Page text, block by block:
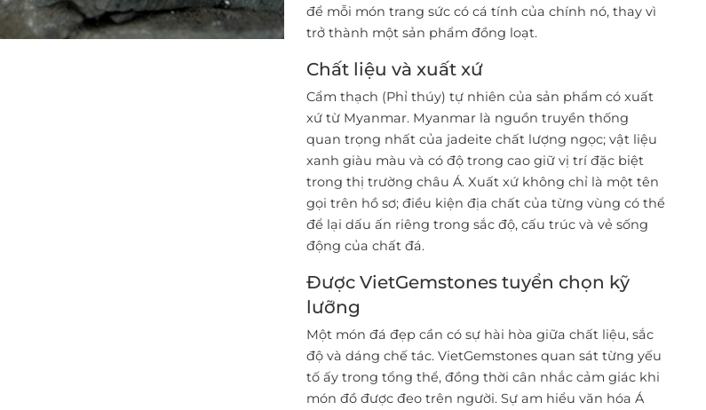
để mỗi món trang sức có cá tính của chính nó, thay vì
trở thành một sản phẩm đồng loạt.
Chất liệu và xuất xứ
Cẩm thạch (Phỉ thúy) tự nhiên của sản phẩm có xuất
xứ từ Myanmar. Myanmar là nguồn truyền thống
quan trọng nhất của jadeite chất lượng ngọc; vật liệu
xanh giàu màu và có độ trong cao giữ vị trí đặc biệt
trong thị trường châu Á. Xuất xứ không chỉ là một tên
gọi trên hồ sơ; điều kiện địa chất của từng vùng có thể
để lại dấu ấn riêng trong sắc độ, cấu trúc và vẻ sống
động của chất đá.
Được VietGemstones tuyển chọn kỹ
lưỡng
Một món đá đẹp cần có sự hài hòa giữa chất liệu, sắc
độ và dáng chế tác. VietGemstones quan sát từng yếu
tố ấy trong tổng thể, đồng thời cân nhắc cảm giác khi
món đồ được đeo trên người. Sự am hiểu văn hóa Á